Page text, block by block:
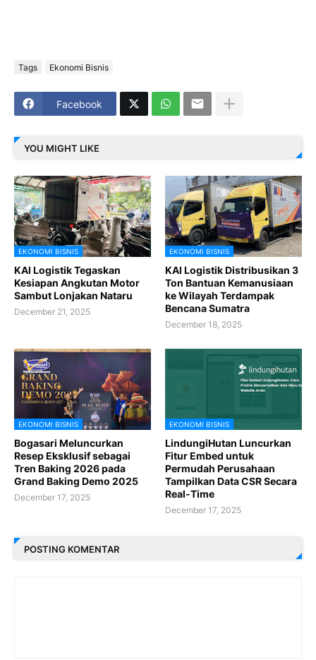
Tags Ekonomi Bisnis
Facebook
YOU MIGHT LIKE
EKONOMI BISNIS
KAI Logistik Tegaskan
Kesiapan Angkutan Motor
Sambut Lonjakan Nataru
December 21, 2025
EKONOMI BISNIS
KAI Logistik Distribusikan 3
Ton Bantuan Kemanusiaan
ke Wilayah Terdampak
Bencana Sumatra
December 18, 2025
EKONOMI BISNIS
Bogasari Meluncurkan
Resep Eksklusif sebagai
Tren Baking 2026 pada
Grand Baking Demo 2025
December 17, 2025
EKONOMI BISNIS
LindungiHutan Luncurkan
Fitur Embed untuk
Permudah Perusahaan
Tampilkan Data CSR Secara
Real-Time
December 17, 2025
POSTING KOMENTAR